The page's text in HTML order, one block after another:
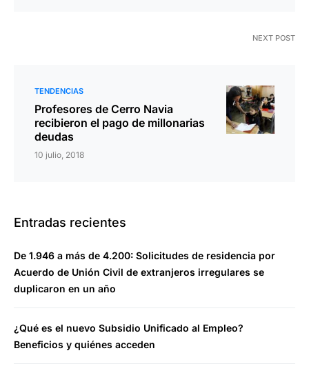
NEXT POST
TENDENCIAS
Profesores de Cerro Navia
recibieron el pago de millonarias
deudas
10 julio, 2018
Entradas recientes
De 1.946 a más de 4.200: Solicitudes de residencia por
Acuerdo de Unión Civil de extranjeros irregulares se
duplicaron en un año
¿Qué es el nuevo Subsidio Unificado al Empleo?
Beneficios y quiénes acceden